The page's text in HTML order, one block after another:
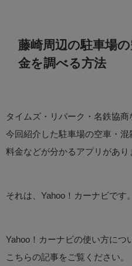
藤崎周辺の駐車場
金を調べる方法
タイムズ・リパーク・名鉄協商
今回紹介した駐車場の空車・混
料金などが分かるアプリがあり
それは、Yahoo！カーナビです。
Yahoo！カーナビの使い方につ
こちらの記事をご覧ください。